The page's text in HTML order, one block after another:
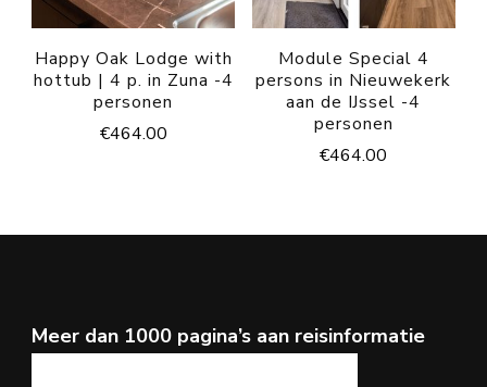
Happy Oak Lodge with
hottub | 4 p. in Zuna -4
personen
€464.00
Module Special 4
persons in Nieuwekerk
aan de IJssel -4
personen
€464.00
Meer dan 1000 pagina’s aan reisinformatie